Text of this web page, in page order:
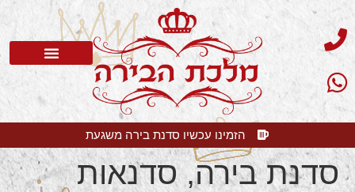
הזמינו עכשיו סדנת בירה משגעת
סדנת בירה, סדנאות